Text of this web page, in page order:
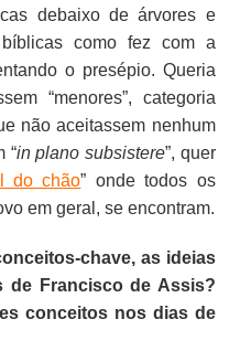
debaixo de árvores e
bíblicas como fez com a
o presépio. Queria
“menores”, categoria
não aceitassem nenhum
“in plano subsistere”, quer
do chão” onde todos os
em geral, se encontram.
chave, as ideias
de Francisco de Assis?
conceitos nos dias de